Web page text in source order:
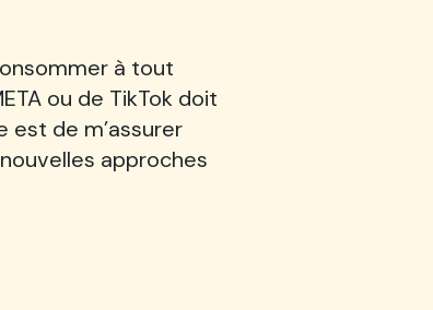
à tout
ou de TikTok doit
est de m’assurer
approches